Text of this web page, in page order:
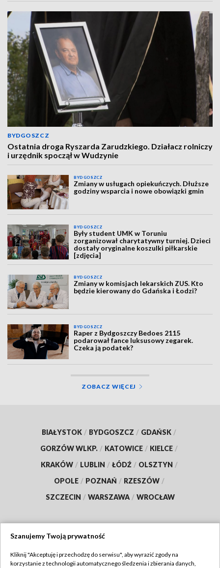
BYDGOSZCZ
Ostatnia droga Ryszarda Zarudzkiego. Działacz rolniczy
i urzędnik spoczął w Wudzynie
BYDGOSZCZ
Zmiany w usługach opiekuńczych. Dłuższe
godziny wsparcia i nowe obowiązki gmin
BYDGOSZCZ
Były student UMK w Toruniu
zorganizował charytatywny turniej. Dzieci
dostały oryginalne koszulki piłkarskie
[zdjęcia]
BYDGOSZCZ
Zmiany w komisjach lekarskich ZUS. Kto
będzie kierowany do Gdańska i Łodzi?
BYDGOSZCZ
Raper z Bydgoszczy Bedoes 2115
podarował fance luksusowy zegarek.
Czeka ją podatek?
ZOBACZ WIĘCEJ
BIAŁYSTOK / BYDGOSZCZ / GDAŃSK /
GORZÓW WLKP. / KATOWICE / KIELCE /
KRAKÓW / LUBLIN / ŁÓDŹ / OLSZTYN /
OPOLE / POZNAŃ / RZESZÓW /
SZCZECIN / WARSZAWA / WROCŁAW
TVP
Szanujemy Twoją prywatność
Kliknij "Akceptuję i przechodzę do serwisu", aby wyrazić zgody na
korzystanie z technologii automatycznego śledzenia i zbierania danych,